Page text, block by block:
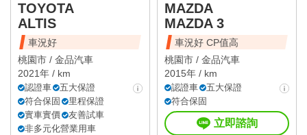
TOYOTA
ALTIS
車況好
桃園市 / 金品汽車
2021年 / km
認證車
五大保證
符合保固
里程保證
實車實價
友善試車
非多元化營業用車
MAZDA
MAZDA 3
車況好 CP值高
桃園市 / 金品汽車
2015年 / km
認證車
五大保證
符合保固
立即諮詢